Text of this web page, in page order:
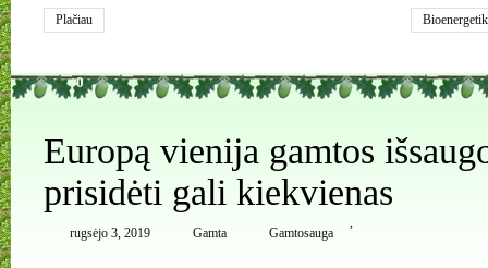
Plačiau
0
Europą vienija gamtos
prisidėti gali kiekvienas
rugsėjo 3, 2019 Gamta
,
Gamtosauga